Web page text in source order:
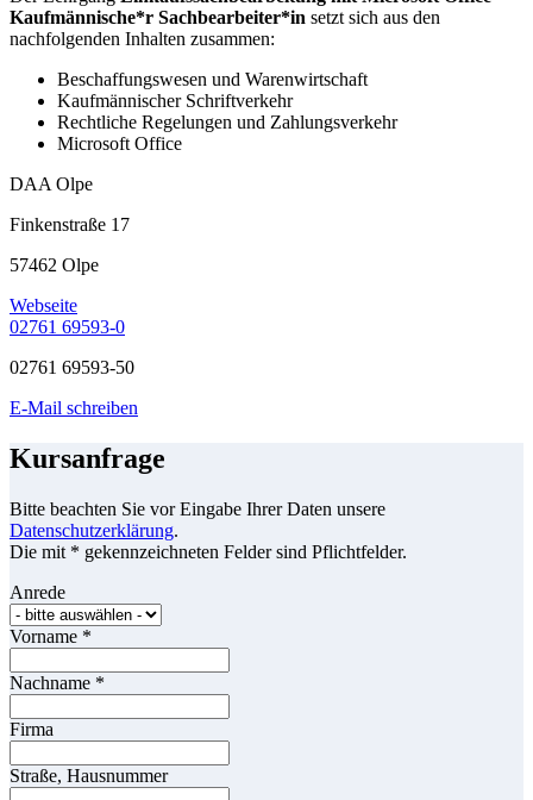
Kaufmännische*r Sachbearbeiter*in setzt sich aus den
nachfolgenden Inhalten zusammen:
Beschaffungswesen und Warenwirtschaft
Kaufmännischer Schriftverkehr
Rechtliche Regelungen und Zahlungsverkehr
Microsoft Office
DAA Olpe
Finkenstraße 17
57462 Olpe
Webseite
02761 69593-0
02761 69593-50
E-Mail schreiben
Kursanfrage
Bitte beachten Sie vor Eingabe Ihrer Daten unsere
Datenschutzerklärung.
Die mit * gekennzeichneten Felder sind Pflichtfelder.
Anrede
Vorname *
Nachname *
Firma
Straße, Hausnummer